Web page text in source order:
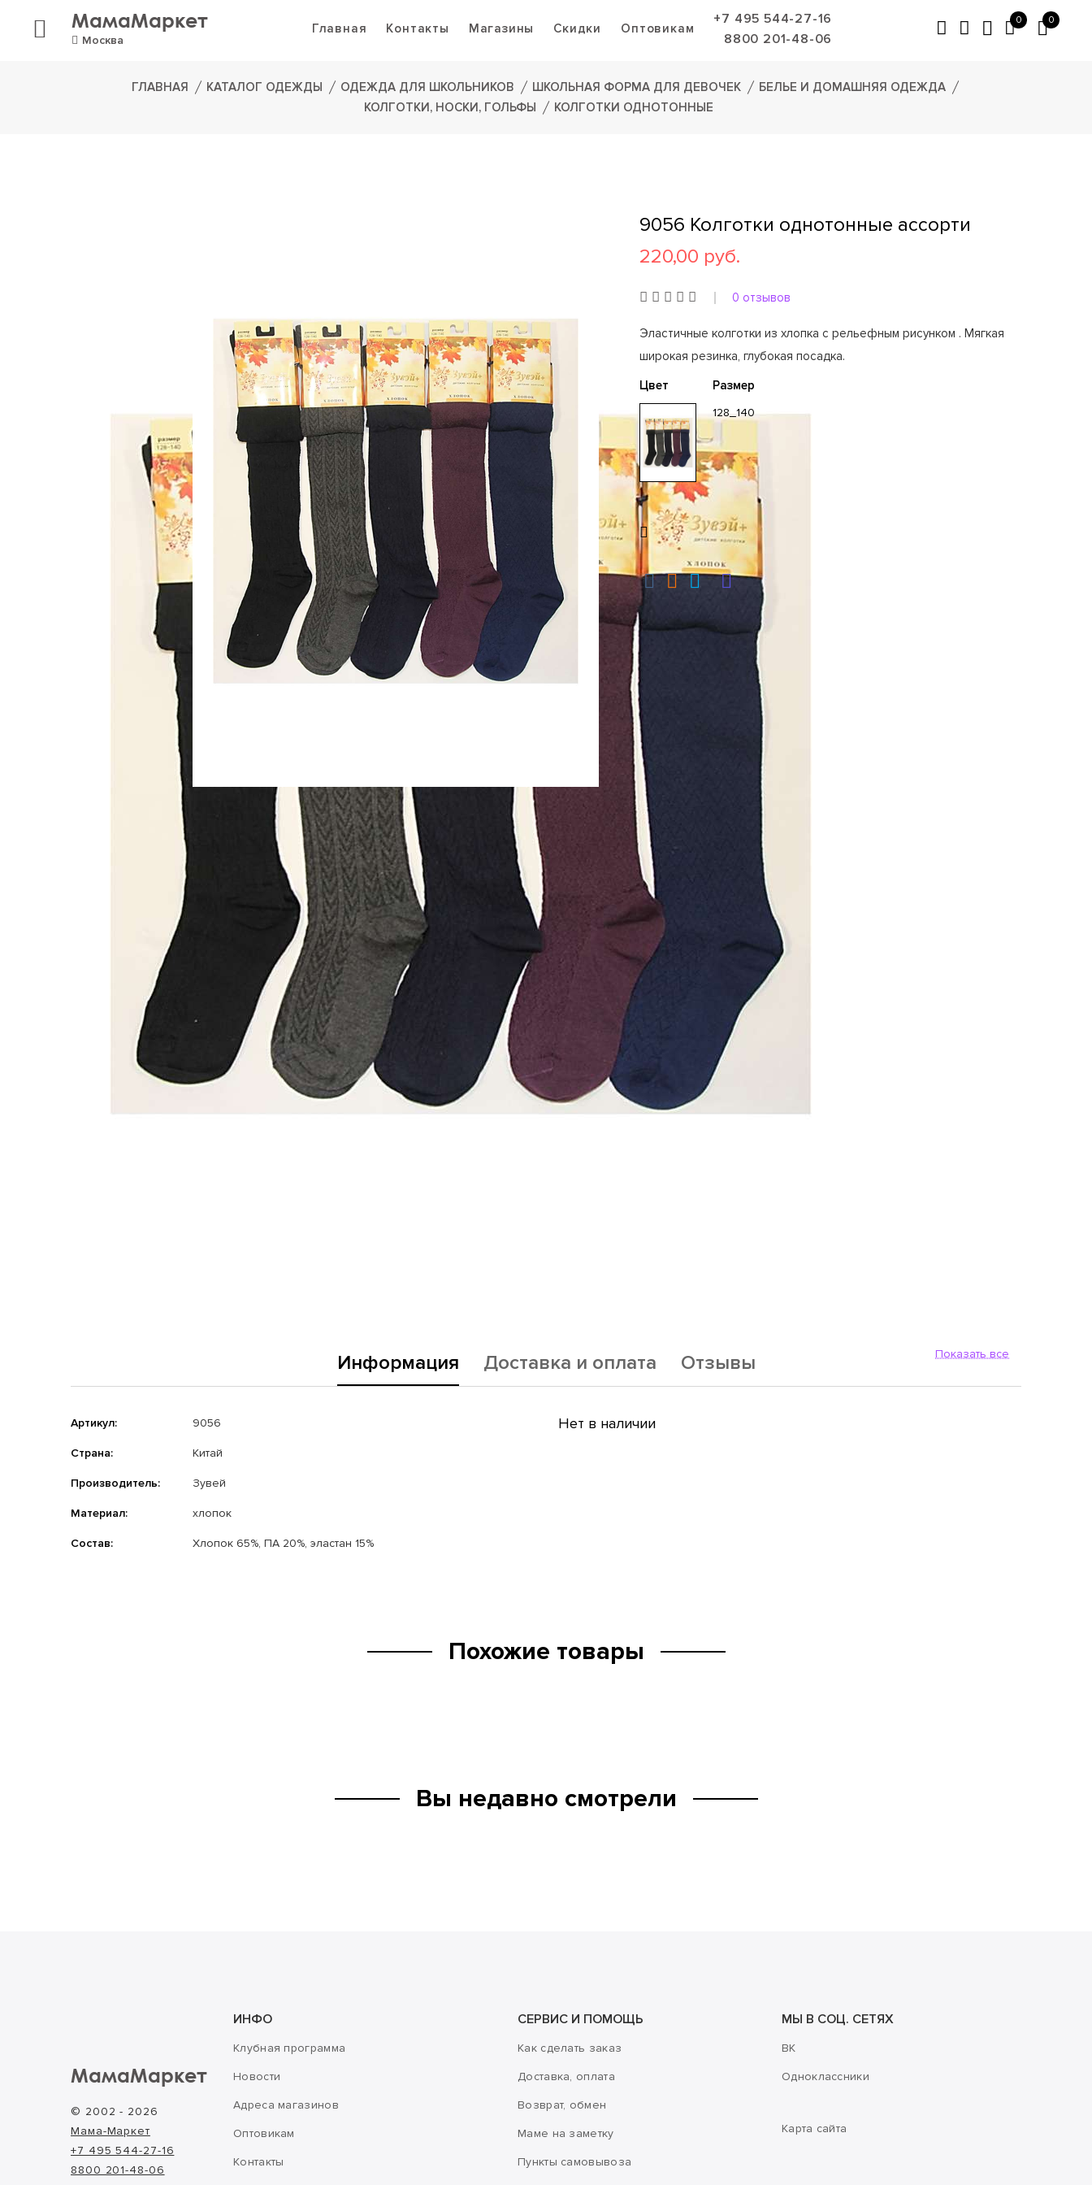
МамаМаркет
Москва
Главная Контакты Магазины Скидки Оптовикам
+7 495 544-27-16
8800 201-48-06
0 0
ГЛАВНАЯ КАТАЛОГ ОДЕЖДЫ ОДЕЖДА ДЛЯ ШКОЛЬНИКОВ ШКОЛЬНАЯ ФОРМА ДЛЯ ДЕВОЧЕК
БЕЛЬЕ И ДОМАШНЯЯ ОДЕЖДА
КОЛГОТКИ, НОСКИ, ГОЛЬФЫ
КОЛГОТКИ ОДНОТОННЫЕ
9056 Колготки однотонные ассорти
220,00 руб.
0 отзывов
Эластичные колготки из хлопка с рельефным рисунком . Мягкая
широкая резинка, глубокая посадка.
Цвет
Размер
128_140
Показать все
Информация Доставка и оплата Отзывы
Артикул: 9056
Страна: Китай
Производитель: Зувей
Материал: хлопок
Состав: Хлопок 65%, ПА 20%, эластан 15%
Нет в наличии
Похожие товары
Вы недавно смотрели
МамаМаркет
© 2002 - 2026
Мама-Маркет
+7 495 544-27-16
8800 201-48-06
ИНФО
Клубная программа
Новости
Адреса магазинов
Оптовикам
Контакты
СЕРВИС И ПОМОЩЬ
Как сделать заказ
Доставка, оплата
Возврат, обмен
Маме на заметку
Пункты самовывоза
МЫ В СОЦ. СЕТЯХ
ВК
Одноклассники
Карта сайта